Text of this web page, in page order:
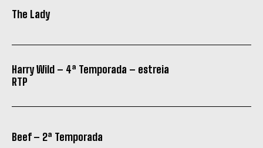
The Lady
Harry Wild – 4ª Temporada – estreia
RTP
Beef – 2ª Temporada